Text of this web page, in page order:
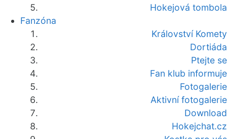
Hokejová tombola
Fanzóna
Království Komety
Dortiáda
Ptejte se
Fan klub informuje
Fotogalerie
Aktivní fotogalerie
Download
Hokejchat.cz